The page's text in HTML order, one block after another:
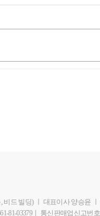
비드 빌딩) 대표이사 양승윤
81-03379ㅣ 통신판매업신고번호